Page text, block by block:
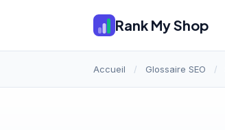
Rank My Shop
Accueil / Glossaire SEO /